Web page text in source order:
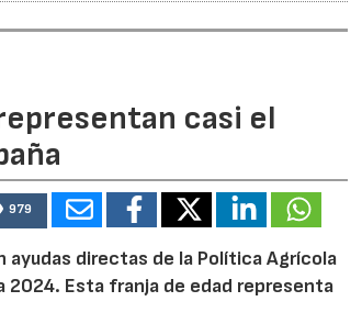
casi el
979
ayudas directas de la Política Agrícola
2024. Esta franja de edad representa